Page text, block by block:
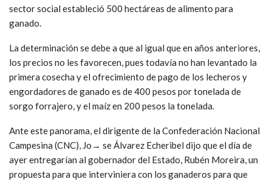
sector social estableció 500 hectáreas de alimento para
ganado.
La determinación se debe a que al igual que en años anteriores,
los precios no les favorecen, pues todavía no han levantado la
primera cosecha y el ofrecimiento de pago de los lecheros y
engordadores de ganado es de 400 pesos por tonelada de
sorgo forrajero, y el maíz en 200 pesos la tonelada.
Ante este panorama, el dirigente de la Confederación Nacional
Campesina (CNC), Jo→ se Álvarez Echeribel dijo que el día de
ayer entregarían al gobernador del Estado, Rubén Moreira, un
propuesta para que interviniera con los ganaderos para que